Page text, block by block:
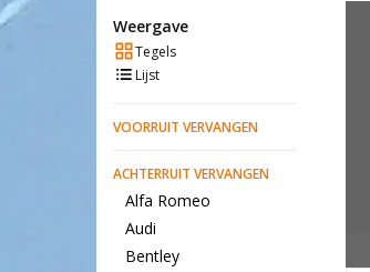
Weergave
Tegels
Lijst
VOORRUIT VERVANGEN
ACHTERRUIT VERVANGEN
Alfa Romeo
Audi
Bentley